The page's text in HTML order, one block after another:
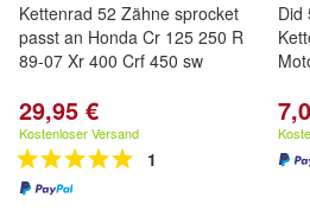
Kettenrad 52 Zähne sprocket
passt an Honda Cr 125 250 R
89-07 Xr 400 Crf 450 sw
29,95 €
Kostenloser Versand
1
Did